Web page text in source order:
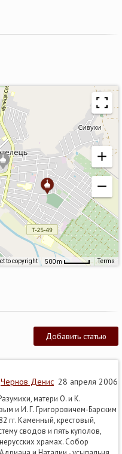
to copyright 500 m Terms
Добавить статью
Чернов Денис 28 апреля 2006
матери О. и К.
и И. Г. Григоровичем-Барским
гг. Каменный, крестовый,
сводов и пять куполов,
храмах. Собор